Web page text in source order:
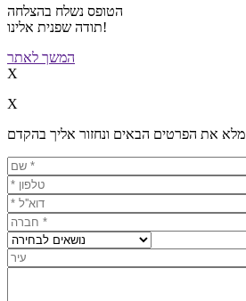
הטופס נשלח בהצלחה
תודה שפנית אלינו!
המשך לאתר
X
X
מלא את הפרטים הבאים ונחזור אליך בהקדם